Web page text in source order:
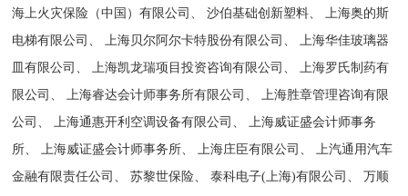
海上火灾保险（中国）有限公司、 沙伯基础创新塑料、 上海奥的斯
电梯有限公司、 上海贝尔阿尔卡特股份有限公司、 上海华佳玻璃器
皿有限公司、 上海凯龙瑞项目投资咨询有限公司、 上海罗氏制药有
限公司、 上海睿达会计师事务所有限公司、 上海胜章管理咨询有限
公司、 上海通惠开利空调设备有限公司、 上海威证盛会计师事务
所、 上海威证盛会计师事务所、 上海庄臣有限公司、 上汽通用汽车
金融有限责任公司、 苏黎世保险、 泰科电子(上海)有限公司、 万顺